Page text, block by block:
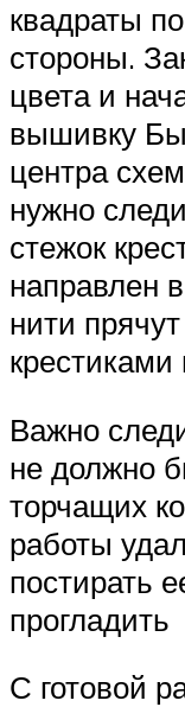
квадраты
стороны.
цвета и
вышивку
центра
нужно
стежок
направлен
нити
Важно
не должно
торчащих
работы
постирать
прогладить
С готовой